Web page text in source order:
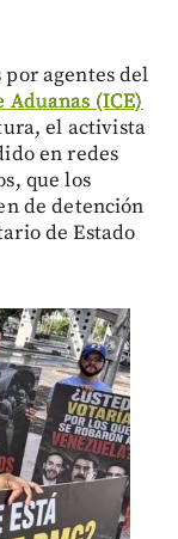
agentes del
(ICE)
el activista
en redes
que los
de detención
de Estado